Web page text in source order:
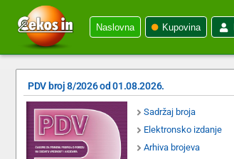
Naslovna Kupovina
PDV broj 8/2026 od 01.08.2026.
Sadržaj broja
Elektronsko izdanje
Arhiva brojeva